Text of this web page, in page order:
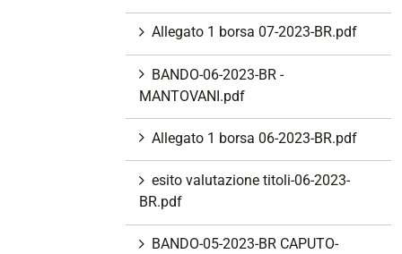
Allegato 1 borsa 07-2023-BR.pdf
BANDO-06-2023-BR -
MANTOVANI.pdf
Allegato 1 borsa 06-2023-BR.pdf
esito valutazione titoli-06-2023-
BR.pdf
BANDO-05-2023-BR CAPUTO-